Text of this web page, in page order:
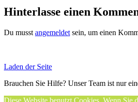
Facebook
X
Reddit
LinkedIn
WhatsApp
Telegram
Tumblr
Pinterest
Vk
Xing
Email
Hinterlasse einen
Du musst angemeldet sein, um einen
Laden der Seite
Brauchen Sie Hilfe? Unser Team ist nur
Diese Website benutzt Cookies. Wenn Sie